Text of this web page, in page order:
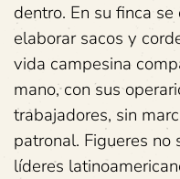
dentro. En su finca
elaborar sacos y
vida campesina
mano, con sus
trabajadores, sin
patronal. Figueres no
líderes